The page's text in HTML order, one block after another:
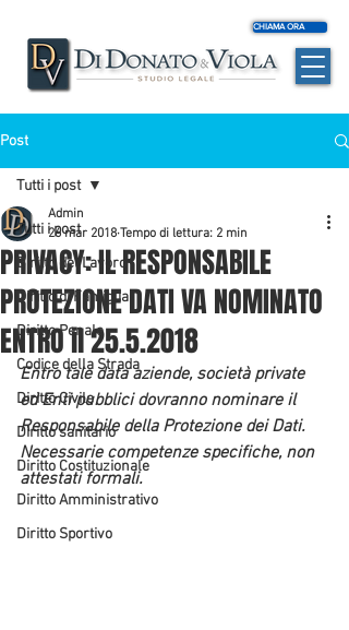
CHIAMA ORA
Post
Tutti i post
Diritto del Lavoro
Diritto di Famiglia
Diritto Penale
Codice della Strada
Diritto Civile
Diritto sanitario
Diritto Costituzionale
Diritto Amministrativo
Diritto Sportivo
Tutti i post
PRIVACY: IL RESPONSABILE
PROTEZIONE DATI VA NOMINATO
ENTRO il 25.5.2018
Admin
26 mar 2018 Tempo di lettura: 2 min
Entro tale data aziende, società private
ed Enti pubblici dovranno nominare il
Responsabile della Protezione dei Dati.
Necessarie competenze specifiche, non
attestati formali.